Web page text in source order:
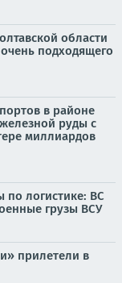
области
подходящего
в районе
руды с
миллиардов
по логистике: ВС
грузы ВСУ
прилетели в